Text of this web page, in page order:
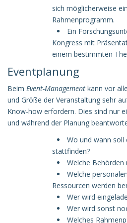
sich möglicherweise
Rahmenprogramm.
Ein
Kongress mit
einem bestimmten
Eventplanung
Beim Event-Management kann vor
und Größe der Veranstaltung sehr
Know-how erfordern. Dies sind nur
und während der Planung
Wo und wann soll
stattfinden?
Welche
Welche
Ressourcen werden
Wer wird
Wer wird sonst
Welches